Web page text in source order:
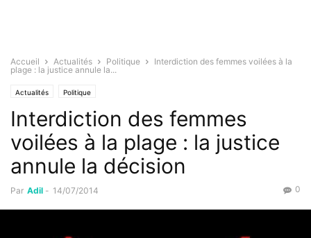
Accueil Actualités Politique
Interdiction des femmes voilées à la
plage : la justice annule la...
Actualités Politique
Interdiction des femmes
voilées à la plage : la justice
annule la décision
Par Adil - 14/07/2014 0